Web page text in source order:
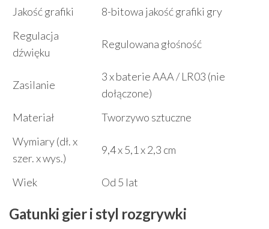
Jakość grafiki
8-bitowa jakość grafiki gry
Regulacja
dźwięku
Regulowana głośność
Zasilanie
3 x baterie AAA / LR03 (nie
dołączone)
Materiał
Tworzywo sztuczne
Wymiary (dł. x
szer. x wys.)
9,4 x 5,1 x 2,3 cm
Wiek Od 5 lat
Gatunki gier i styl rozgrywki